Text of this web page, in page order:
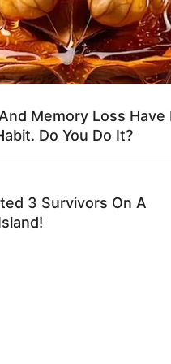
ατόμων και
δυτικές
Ένα
διαφωνούν
προσωρινή
Memory Loss Have
Do You Do It?
3 Survivors On A